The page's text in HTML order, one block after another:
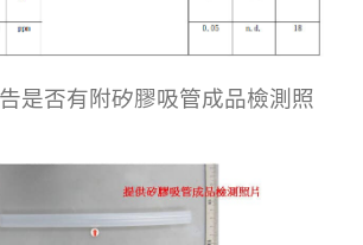
是否有附矽膠吸管成品檢測照